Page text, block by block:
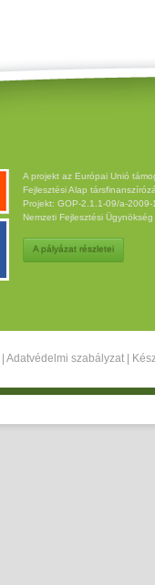
A projekt az Európai Unió
Fejlesztési Alap
Projekt: GOP-2.1.1-09/a-2009-
Nemzeti Fejlesztési Ügynökség
A pályázat részletei
Adatvédelmi szabályzat |